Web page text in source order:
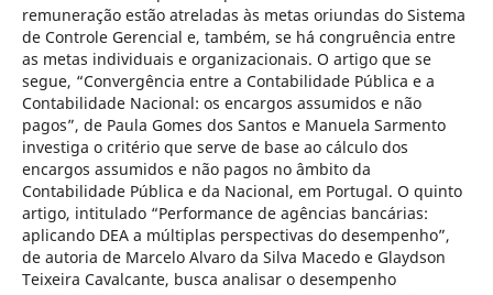
remuneração estão atreladas às metas oriundas do Sistema
de Controle Gerencial e, também, se há congruência entre
as metas individuais e organizacionais. O artigo que se
segue, “Convergência entre a Contabilidade Pública e a
Contabilidade Nacional: os encargos assumidos e não
pagos”, de Paula Gomes dos Santos e Manuela Sarmento
investiga o critério que serve de base ao cálculo dos
encargos assumidos e não pagos no âmbito da
Contabilidade Pública e da Nacional, em Portugal. O quinto
artigo, intitulado “Performance de agências bancárias:
aplicando DEA a múltiplas perspectivas do desempenho”,
de autoria de Marcelo Alvaro da Silva Macedo e Glaydson
Teixeira Cavalcante, busca analisar o desempenho